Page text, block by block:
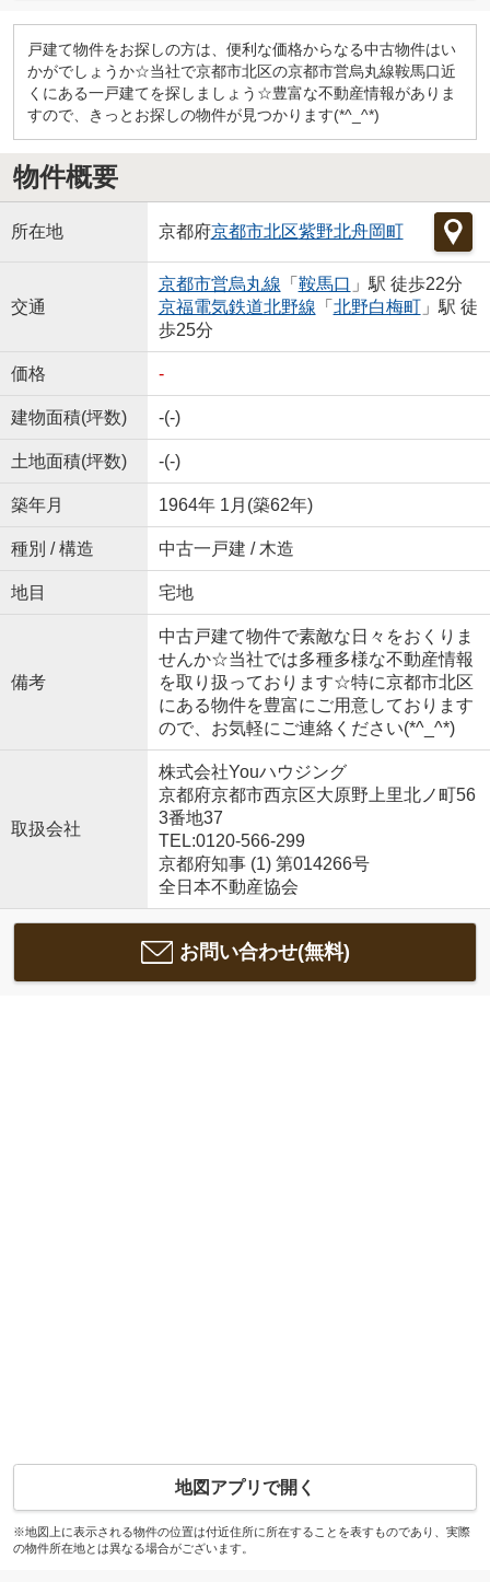
戸建て物件をお探しの方は、便利な価格からなる中古物件はい
かがでしょうか☆当社で京都市北区の京都市営烏丸線鞍馬口近
くにある一戸建てを探しましょう☆豊富な不動産情報がありま
すので、きっとお探しの物件が見つかります(*^_^*)
物件概要
所在地 京都府京都市北区紫野北舟岡町
交通
京都市営烏丸線 「 鞍馬口 」駅 徒歩22分
京福電気鉄道北野線 「 北野白梅町」駅 徒
歩25分
価格 -
建物面積(坪数) -(-)
土地面積(坪数) -(-)
築年月 1964年 1月(築62年)
種別 / 構造 中古一戸建 / 木造
地目 宅地
備考
中古戸建て物件で素敵な日々をおくりま
せんか☆当社では多種多様な不動産情報
を取り扱っております☆特に京都市北区
にある物件を豊富にご用意しております
ので、お気軽にご連絡ください(*^_^*)
取扱会社
株式会社Youハウジング
京都府京都市西京区大原野上里北ノ町56
3番地37
TEL:0120-566-299
京都府知事 (1) 第014266号
全日本不動産協会
お問い合わせ(無料)
地図アプリで開く
※地図上に表示される物件の位置は付近住所に所在することを表すものであり、実際
の物件所在地とは異なる場合がございます。